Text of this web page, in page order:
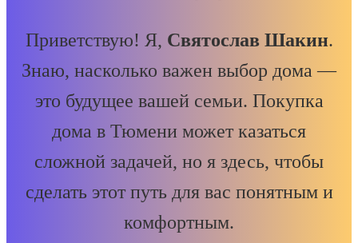
Приветствую! Я, Святослав Шакин.
Знаю, насколько важен выбор дома —
это будущее вашей семьи. Покупка
дома в Тюмени может казаться
сложной задачей, но я здесь, чтобы
сделать этот путь для вас понятным и
комфортным.